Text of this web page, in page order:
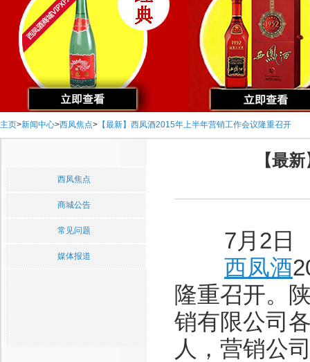
主页>新闻中心>西凤焦点> 【最新】西凤酒2015年上半年营销工作会议隆重召开
西凤焦点
商城公告
常见问题
媒体报道
【最
7月2日
西凤酒
隆重召开。
销有限公司
人，营销公